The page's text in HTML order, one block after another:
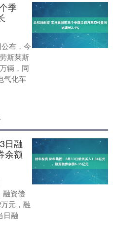
季
布，今
斯莱斯
辆，同
气化车
日融
余额
融资偿
元，融
日融